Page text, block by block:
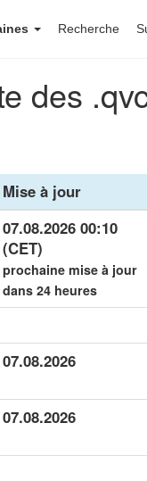
Recherche
des
Mise à jour
07.08.2026 00:10
(CET)
prochaine mise à jour
dans 24 heures
07.08.2026
07.08.2026